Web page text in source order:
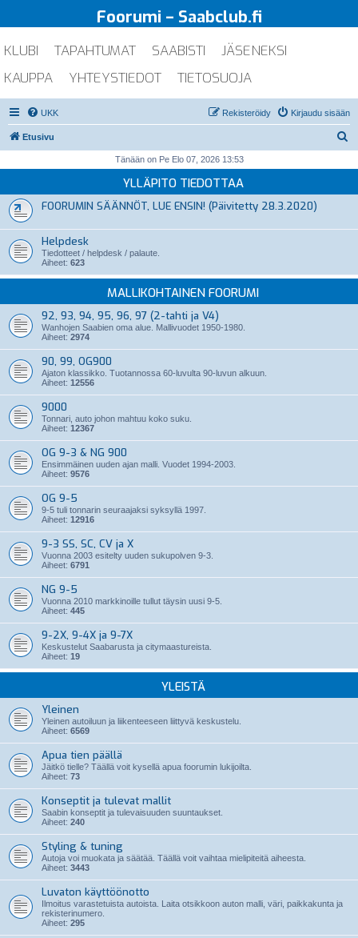
Foorumi – Saabclub.fi
KLUBI TAPAHTUMAT SAABISTI
JÄSENEKSI
KAUPPA
YHTEYSTIEDOT TIETOSUOJA
UKK Kirjaudu sisään
Rekisteröidy
Etusivu
i
Tänään on Pe Elo 07, 2026 13:53
YLLÄPITO TIEDOTTAA
FOORUMIN SÄÄNNÖT, LUE ENSIN! (Päivitetty 28.3.2020)
Helpdesk
Tiedotteet / helpdesk / palaute.
Aiheet: 623
MALLIKOHTAINEN FOORUMI
92, 93, 94, 95, 96, 97 (2-tahti ja V4)
Wanhojen Saabien oma alue. Mallivuodet 1950-1980.
Aiheet: 2974
90, 99, OG900
Ajaton klassikko. Tuotannossa 60-luvulta 90-luvun alkuun.
Aiheet: 12556
9000
Tonnari, auto johon mahtuu koko suku.
Aiheet: 12367
OG 9-3 & NG 900
Ensimmäinen uuden ajan malli. Vuodet 1994-2003.
Aiheet: 9576
OG 9-5
9-5 tuli tonnarin seuraajaksi syksyllä 1997.
Aiheet: 12916
9-3 SS, SC, CV ja X
Vuonna 2003 esitelty uuden sukupolven 9-3.
Aiheet: 6791
NG 9-5
Vuonna 2010 markkinoille tullut täysin uusi 9-5.
Aiheet: 445
9-2X, 9-4X ja 9-7X
Keskustelut Saabarusta ja citymaastureista.
Aiheet: 19
YLEISTÄ
Yleinen
Yleinen autoiluun ja liikenteeseen liittyvä keskustelu.
Aiheet: 6569
Apua tien päällä
Jäitkö tielle? Täällä voit kysellä apua foorumin lukijoilta.
Aiheet: 73
Konseptit ja tulevat mallit
Saabin konseptit ja tulevaisuuden suuntaukset.
Aiheet: 240
Styling & tuning
Autoja voi muokata ja säätää. Täällä voit vaihtaa mielipiteitä aiheesta.
Aiheet: 3443
Luvaton käyttöönotto
Ilmoitus varastetuista autoista. Laita otsikkoon auton malli, väri, paikkakunta ja
rekisterinumero.
Aiheet: 295